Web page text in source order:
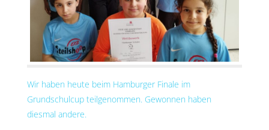
Wir haben heute beim Hamburger Finale im
Grundschulcup teilgenommen. Gewonnen haben
diesmal andere.